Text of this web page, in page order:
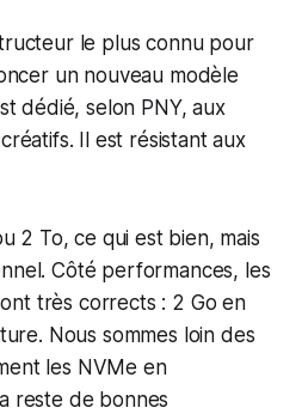
le plus connu pour
un nouveau modèle
dédié, selon PNY, aux
Il est résistant aux
2 To, ce qui est bien, mais
Côté performances, les
très corrects : 2 Go en
Nous sommes loin des
les NVMe en
reste de bonnes